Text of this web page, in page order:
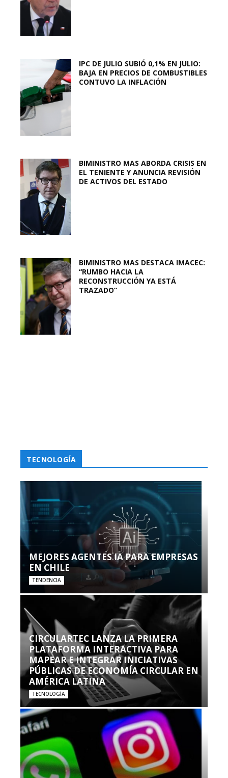
IPC DE JULIO SUBIÓ 0,1% EN JULIO:
BAJA EN PRECIOS DE COMBUSTIBLES
CONTUVO LA INFLACIÓN
BIMINISTRO MAS ABORDA CRISIS EN
EL TENIENTE Y ANUNCIA REVISIÓN
DE ACTIVOS DEL ESTADO
BIMINISTRO MAS DESTACA IMACEC:
“RUMBO HACIA LA
RECONSTRUCCIÓN YA ESTÁ
TRAZADO”
TECNOLOGÍA
MEJORES AGENTES IA PARA EMPRESAS
EN CHILE
TENDENCIA
CIRCULARTEC LANZA LA PRIMERA
PLATAFORMA INTERACTIVA PARA
MAPEAR E INTEGRAR INICIATIVAS
PÚBLICAS DE ECONOMÍA CIRCULAR EN
AMÉRICA LATINA
TECNOLOGÍA